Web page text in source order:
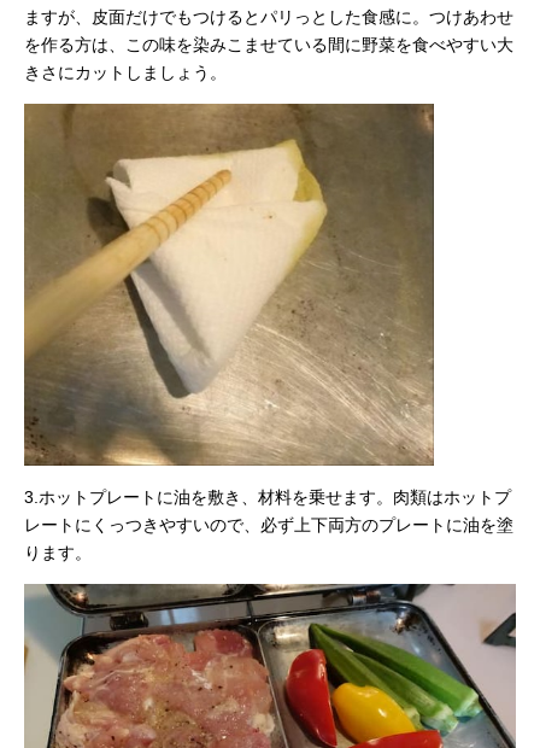
ますが、皮面だけでもつけるとパリっとした食感に。つけあわせ
を作る方は、この味を染みこませている間に野菜を食べやすい大
きさにカットしましょう。
3.ホットプレートに油を敷き、材料を乗せます。肉類はホットプ
レートにくっつきやすいので、必ず上下両方のプレートに油を塗
ります。